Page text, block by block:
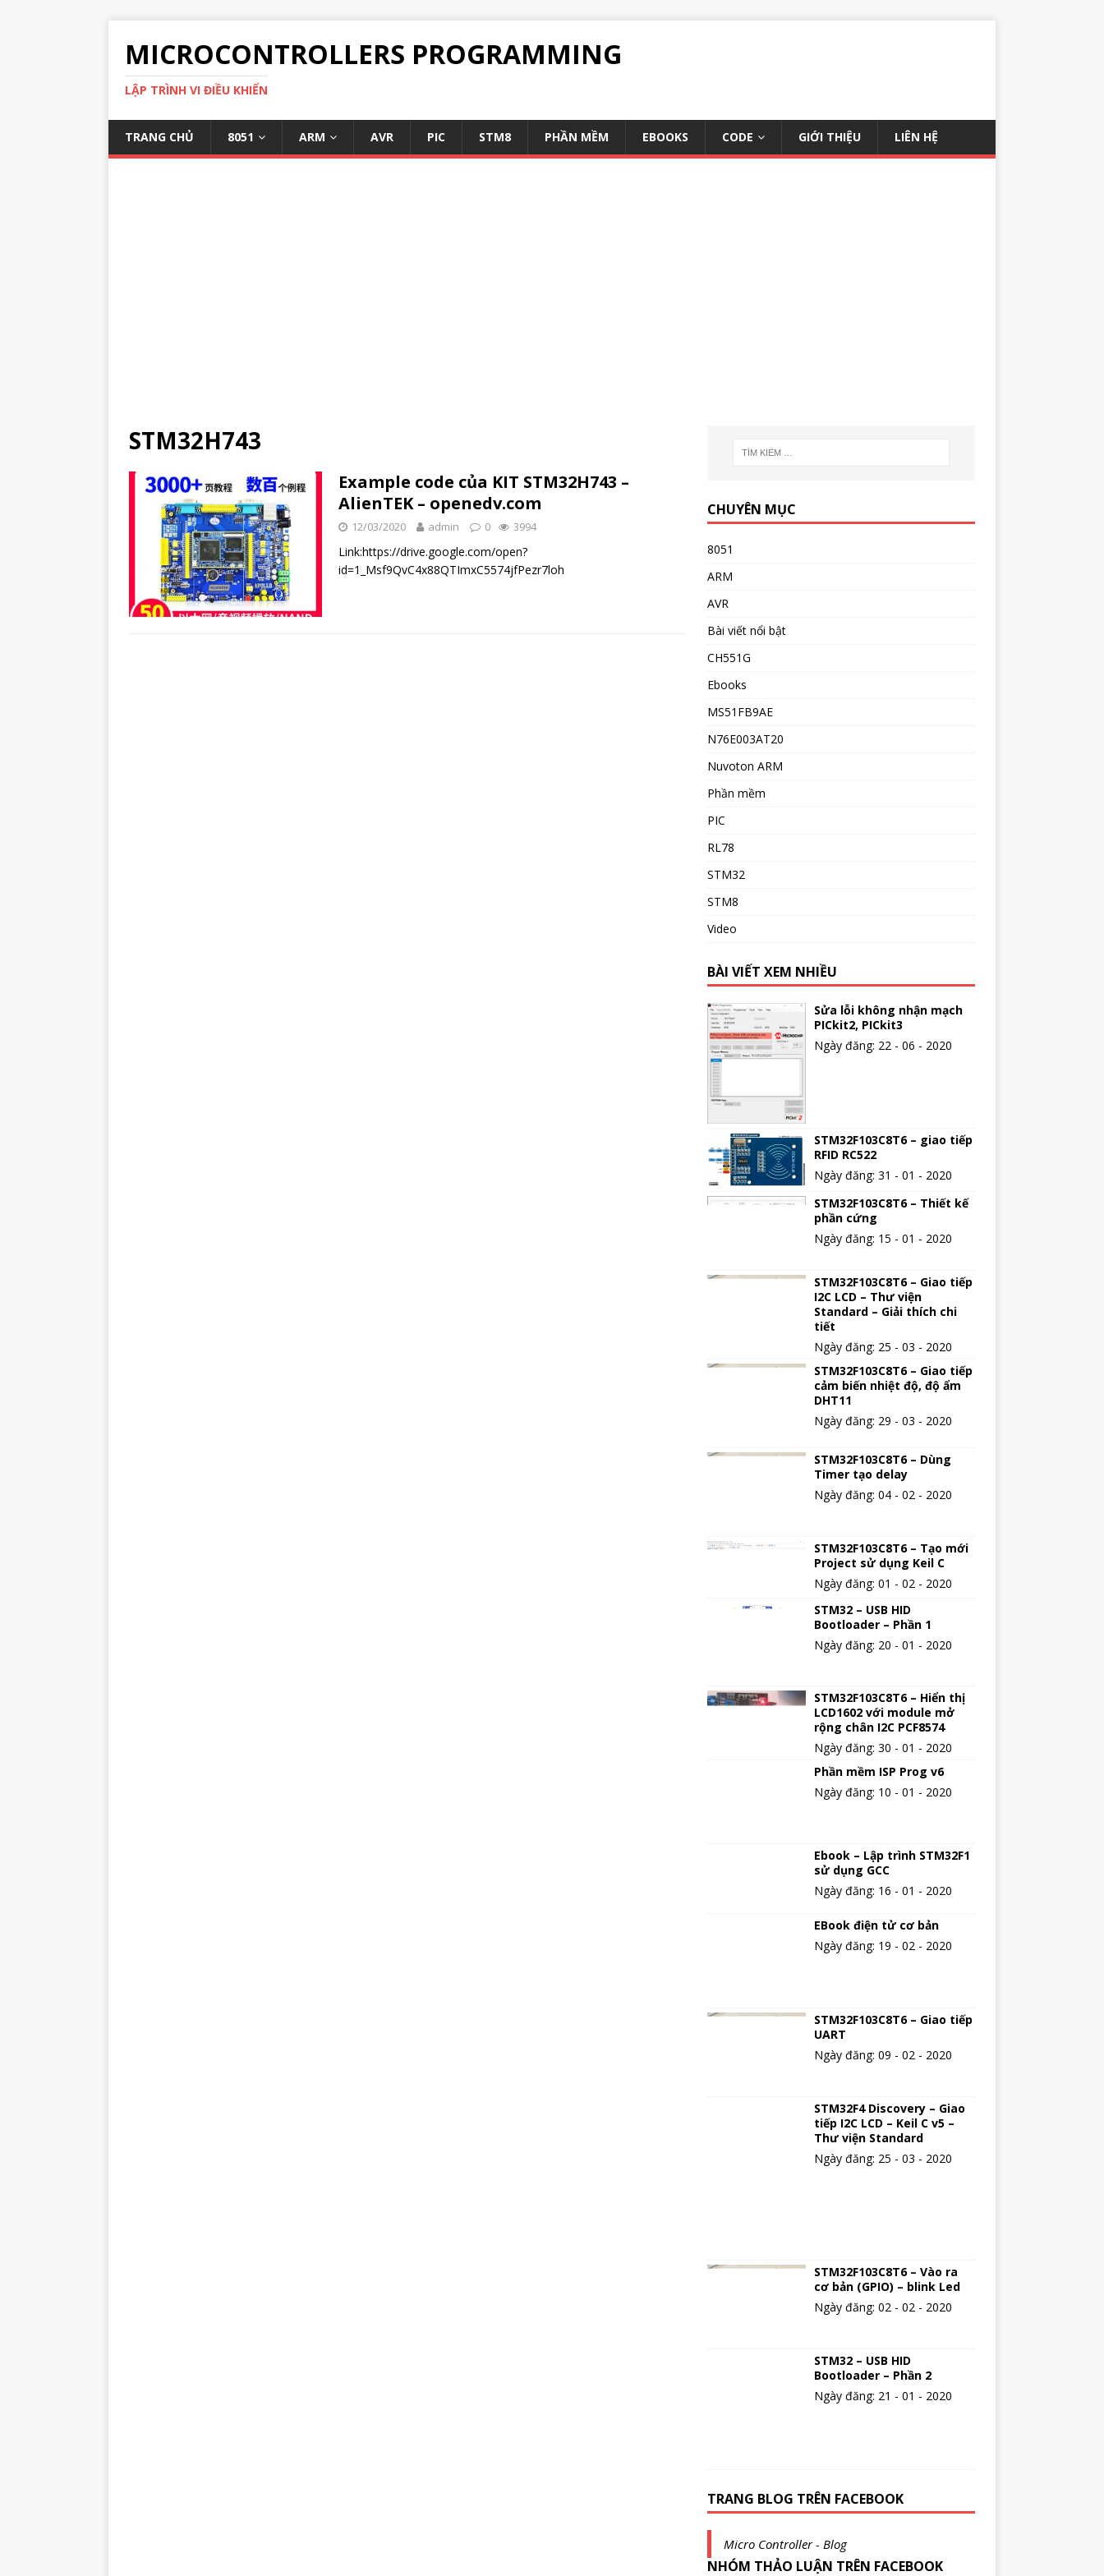
MICROCONTROLLERS PROGRAMMING
LẬP TRÌNH VI ĐIỀU KHIỂN
TRANG CHỦ 8051 ARM AVR PIC STM8 PHẦN MỀM EBOOKS CODE GIỚI THIỆU LIÊN HỆ
STM32H743
Example code của KIT STM32H743 –
AlienTEK – openedv.com
12/03/2020 admin 0 3994
Link:https://drive.google.com/open?
id=1_Msf9QvC4x88QTImxC5574jfPezr7loh
CHUYÊN MỤC
8051
ARM
AVR
Bài viết nổi bật
CH551G
Ebooks
MS51FB9AE
N76E003AT20
Nuvoton ARM
Phần mềm
PIC
RL78
STM32
STM8
Video
BÀI VIẾT XEM NHIỀU
Sửa lỗi không nhận mạch
PICkit2, PICkit3
Ngày đăng: 22 - 06 - 2020
STM32F103C8T6 – giao tiếp
RFID RC522
Ngày đăng: 31 - 01 - 2020
STM32F103C8T6 – Thiết kế
phần cứng
Ngày đăng: 15 - 01 - 2020
STM32F103C8T6 – Giao tiếp
I2C LCD – Thư viện
Standard – Giải thích chi
tiết
Ngày đăng: 25 - 03 - 2020
STM32F103C8T6 – Giao tiếp
cảm biến nhiệt độ, độ ẩm
DHT11
Ngày đăng: 29 - 03 - 2020
STM32F103C8T6 – Dùng
Timer tạo delay
Ngày đăng: 04 - 02 - 2020
STM32F103C8T6 – Tạo mới
Project sử dụng Keil C
Ngày đăng: 01 - 02 - 2020
STM32 – USB HID
Bootloader – Phần 1
Ngày đăng: 20 - 01 - 2020
STM32F103C8T6 – Hiển thị
LCD1602 với module mở
rộng chân I2C PCF8574
Ngày đăng: 30 - 01 - 2020
Phần mềm ISP Prog v6
Ngày đăng: 10 - 01 - 2020
Ebook – Lập trình STM32F1
sử dụng GCC
Ngày đăng: 16 - 01 - 2020
EBook điện tử cơ bản
Ngày đăng: 19 - 02 - 2020
STM32F103C8T6 – Giao tiếp
UART
Ngày đăng: 09 - 02 - 2020
STM32F4 Discovery – Giao
tiếp I2C LCD – Keil C v5 –
Thư viện Standard
Ngày đăng: 25 - 03 - 2020
STM32F103C8T6 – Vào ra
cơ bản (GPIO) – blink Led
Ngày đăng: 02 - 02 - 2020
STM32 – USB HID
Bootloader – Phần 2
Ngày đăng: 21 - 01 - 2020
TRANG BLOG TRÊN FACEBOOK
Micro Controller - Blog
NHÓM THẢO LUẬN TRÊN FACEBOOK